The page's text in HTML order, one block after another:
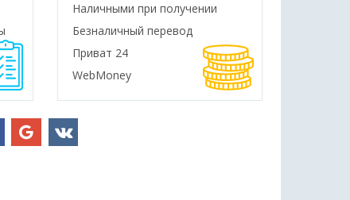
Наличными при получении
Безналичный перевод
Приват 24
WebMoney